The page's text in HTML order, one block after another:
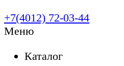
+7(4012) 72-03-44
Меню
Каталог